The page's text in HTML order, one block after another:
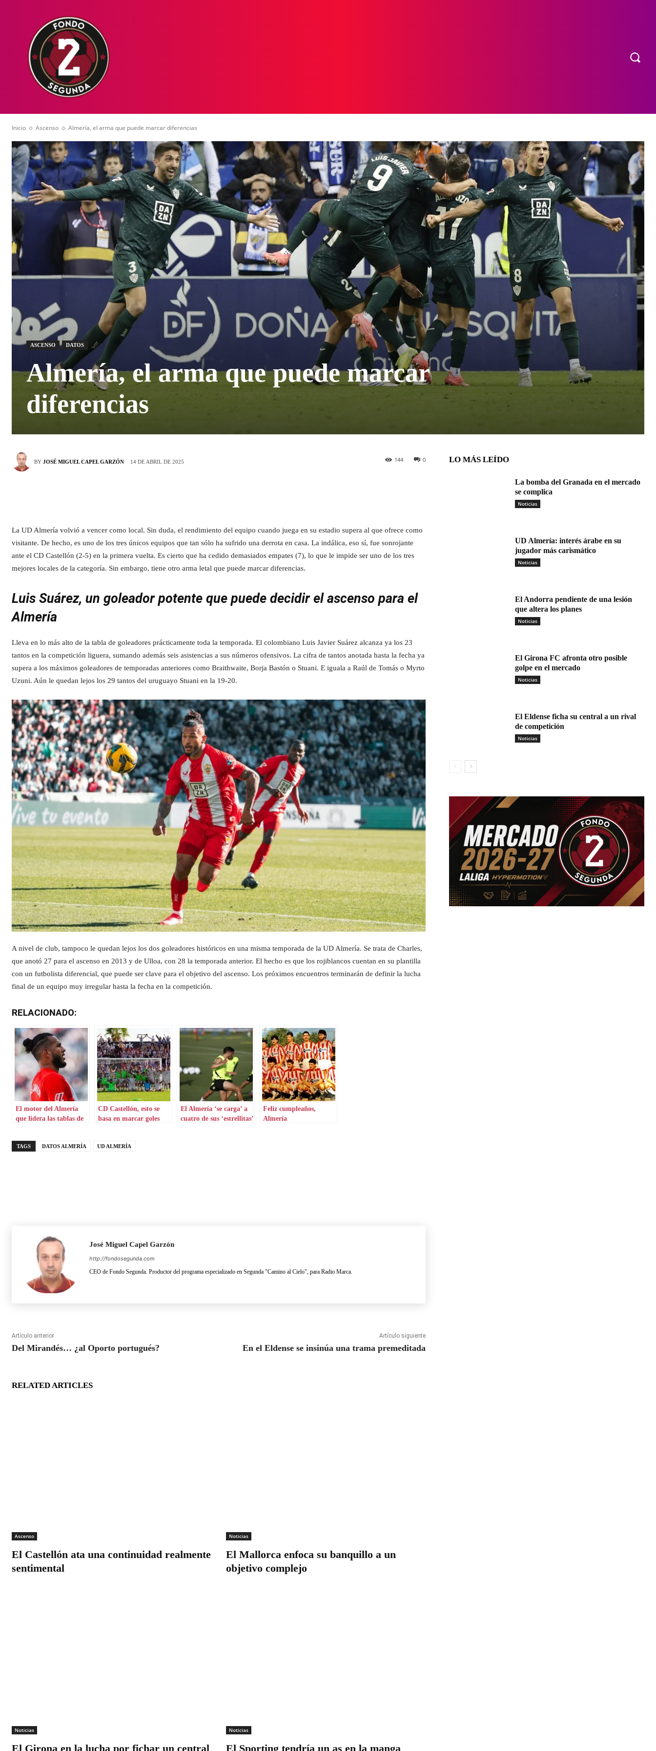
Inicio Ascenso Almería, el arma que puede marcar diferencias
ASCENSO DATOS
Almería, el arma que puede marcar
diferencias
BY JOSÉ MIGUEL CAPEL GARZÓN 14 DE ABRIL DE 2025 0
144
La UD Almería volvió a vencer como local. Sin duda, el rendimiento del equipo cuando juega en su estadio supera al que ofrece como
visitante. De hecho, es uno de los tres únicos equipos que tan sólo ha sufrido una derrota en casa. La indálica, eso sí, fue sonrojante
ante el CD Castellón (2-5) en la primera vuelta. Es cierto que ha cedido demasiados empates (7), lo que le impide ser uno de los tres
mejores locales de la categoría. Sin embargo, tiene otro arma letal que puede marcar diferencias.
Luis Suárez, un goleador potente que puede decidir el ascenso para el
Almería
Lleva en lo más alto de la tabla de goleadores prácticamente toda la temporada. El colombiano Luis Javier Suárez alcanza ya los 23
tantos en la competición liguera, sumando además seis asistencias a sus números ofensivos. La cifra de tantos anotada hasta la fecha ya
supera a los máximos goleadores de temporadas anteriores como Braithwaite, Borja Bastón o Stuani. E iguala a Raúl de Tomás o Myrto
Uzuni. Aún le quedan lejos los 29 tantos del uruguayo Stuani en la 19-20.
A nivel de club, tampoco le quedan lejos los dos goleadores históricos en una misma temporada de la UD Almería. Se trata de Charles,
que anotó 27 para el ascenso en 2013 y de Ulloa, con 28 la temporada anterior. El hecho es que los rojiblancos cuentan en su plantilla
con un futbolista diferencial, que puede ser clave para el objetivo del ascenso. Los próximos encuentros terminarán de definir la lucha
final de un equipo muy irregular hasta la fecha en la competición.
RELACIONADO:
El motor del Almería
que lidera las tablas de
CD Castellón, esto se
basa en marcar goles
El Almería ‘se carga’ a
cuatro de sus ‘estrellitas’
Feliz cumpleaños,
Almería
TAGS DATOS ALMERÍA UD ALMERÍA
José Miguel Capel Garzón
http://fondosegunda.com
CEO de Fondo Segunda. Productor del programa especializado en Segunda "Camino al Cielo", para Radio Marca.
Artículo anterior
Del Mirandés… ¿al Oporto portugués?
Artículo siguiente
En el Eldense se insinúa una trama premeditada
RELATED ARTICLES
Ascenso
El Castellón ata una continuidad realmente
sentimental
Noticias
El Mallorca enfoca su banquillo a un
objetivo complejo
Noticias
El Girona en la lucha por fichar un central
Noticias
El Sporting tendría un as en la manga
LO MÁS LEÍDO
La bomba del Granada en el mercado
se complica
Noticias
UD Almería: interés árabe en su
jugador más carismático
Noticias
El Andorra pendiente de una lesión
que altera los planes
Noticias
El Girona FC afronta otro posible
golpe en el mercado
Noticias
El Eldense ficha su central a un rival
de competición
Noticias